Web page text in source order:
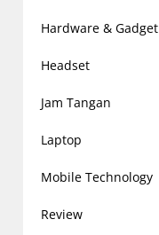
Hardware & Gadget
Headset
Jam Tangan
Laptop
Mobile Technology
Review